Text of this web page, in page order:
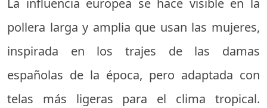
La influencia europea se hace visible en la
pollera larga y amplia que usan las mujeres,
inspirada en los trajes de las damas
españolas de la época, pero adaptada con
telas más ligeras para el clima tropical.